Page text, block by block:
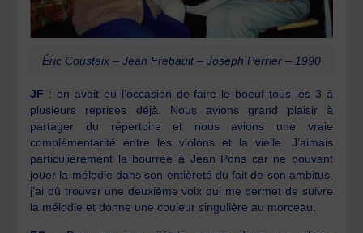
Éric Cousteix – Jean Frebault – Joseph Perrier – 1990
JF : on avait eu l’occasion de faire le boeuf tous les 3 à
plusieurs reprises déjà. Nous avions grand plaisir à
partager du répertoire et nous avions une vraie
complémentarité entre les violons et la vielle. J’aimais
particulièrement la bourrée à Jean Pons car ne pouvant
jouer la mélodie dans son entièreté du fait de son ambitus,
j’ai dû trouver une deuxième voix qui me permet de suivre
la mélodie et donne une couleur singulière au morceau.